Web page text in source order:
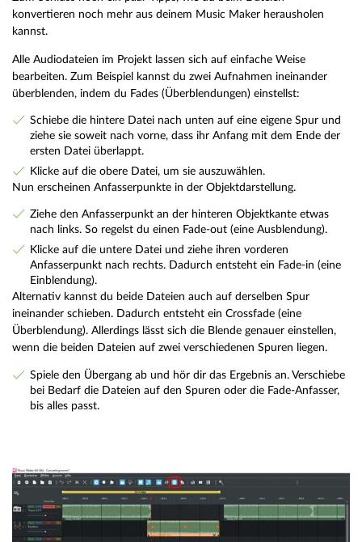
konvertieren noch mehr aus deinem Music Maker herausholen
kannst.
Alle Audiodateien im Projekt lassen sich auf einfache Weise
bearbeiten. Zum Beispiel kannst du zwei Aufnahmen ineinander
überblenden, indem du Fades (Überblendungen) einstellst:
Schiebe die hintere Datei nach unten auf eine eigene Spur und
ziehe sie soweit nach vorne, dass ihr Anfang mit dem Ende der
ersten Datei überlappt.
Klicke auf die obere Datei, um sie auszuwählen.
Nun erscheinen Anfasserpunkte in der Objektdarstellung.
Ziehe den Anfasserpunkt an der hinteren Objektkante etwas
nach links. So regelst du einen Fade-out (eine Ausblendung).
Klicke auf die untere Datei und ziehe ihren vorderen
Anfasserpunkt nach rechts. Dadurch entsteht ein Fade-in (eine
Einblendung).
Alternativ kannst du beide Dateien auch auf derselben Spur
ineinander schieben. Dadurch entsteht ein Crossfade (eine
Überblendung). Allerdings lässt sich die Blende genauer einstellen,
wenn die beiden Dateien auf zwei verschiedenen Spuren liegen.
Spiele den Übergang ab und hör dir das Ergebnis an. Verschiebe
bei Bedarf die Dateien auf den Spuren oder die Fade-Anfasser,
bis alles passt.